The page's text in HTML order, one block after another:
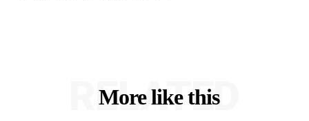
More like this
RELATED